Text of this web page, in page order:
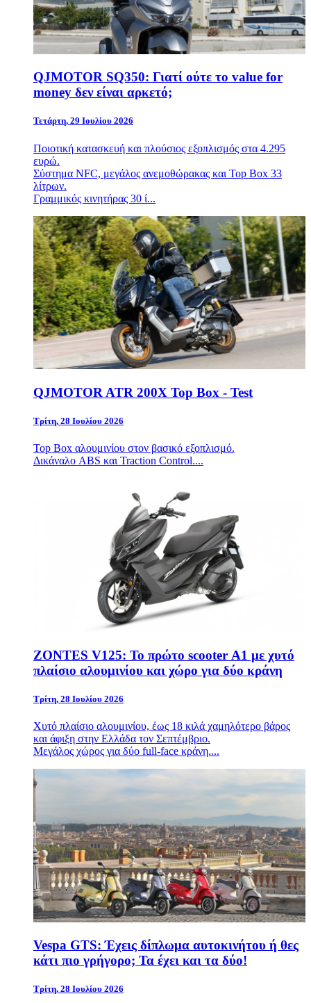
QJMOTOR SQ350: Γιατί ούτε το value for
money δεν είναι αρκετό;
Τετάρτη, 29 Ιουλίου 2026
Ποιοτική κατασκευή και πλούσιος εξοπλισμός στα 4.295
ευρώ.
Σύστημα NFC, μεγάλος ανεμοθώρακας και Top Box 33
λίτρων.
Γραμμικός κινητήρας 30 ί...
QJMOTOR ATR 200X Top Box - Test
Τρίτη, 28 Ιουλίου 2026
Top Box αλουμινίου στον βασικό εξοπλισμό.
Δικάναλο ABS και Traction Control....
ZONTES V125: Το πρώτο scooter Α1 με χυτό
πλαίσιο αλουμινίου και χώρο για δύο κράνη
Τρίτη, 28 Ιουλίου 2026
Χυτό πλαίσιο αλουμινίου, έως 18 κιλά χαμηλότερο βάρος
και άφιξη στην Ελλάδα τον Σεπτέμβριο.
Μεγάλος χώρος για δύο full-face κράνη....
Vespa GTS: Έχεις δίπλωμα αυτοκινήτου ή θες
κάτι πιο γρήγορο; Τα έχει και τα δύο!
Τρίτη, 28 Ιουλίου 2026